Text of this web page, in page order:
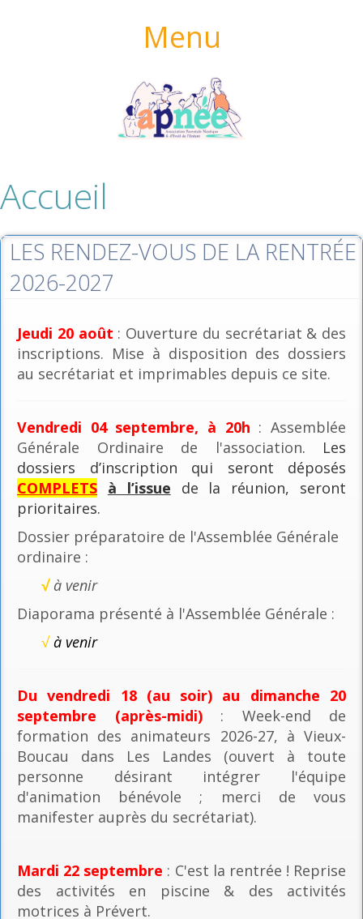
Menu
Accueil
LES RENDEZ-VOUS DE LA RENTRÉE
2026-2027
Jeudi 20 août : Ouverture du secrétariat & des
inscriptions. Mise à disposition des dossiers
au secrétariat et imprimables depuis ce site.
Vendredi 04 septembre, à 20h : Assemblée
Générale Ordinaire de l'association. Les
dossiers d’inscription qui seront déposés
COMPLETS à l’issue de la réunion, seront
prioritaires.
Dossier préparatoire de l'Assemblée Générale
ordinaire :
√ à venir
Diaporama présenté à l'Assemblée Générale :
√à venir
Du vendredi 18 (au soir) au dimanche 20
septembre (après-midi): Week-end de
formation des animateurs 2026-27, à Vieux-
Boucau dans Les Landes (ouvert à toute
personne désirant intégrer l'équipe
d'animation bénévole ; merci de vous
manifester auprès du secrétariat).
Mardi 22 septembre : C'est la rentrée ! Reprise
des activités en piscine & des activités
motrices à Prévert.